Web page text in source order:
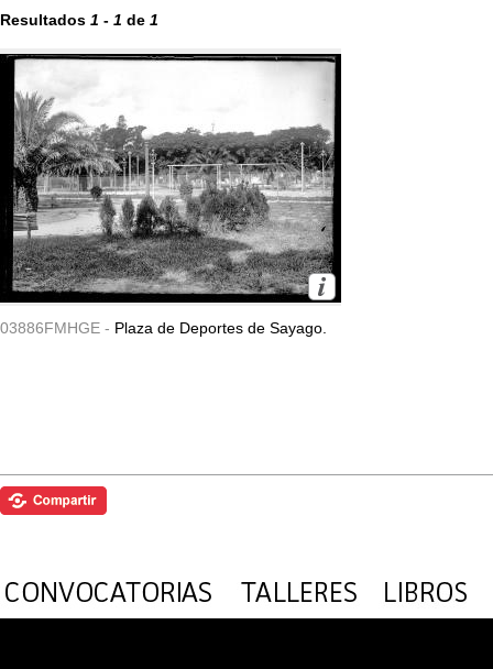
Resultados 1 - 1 de 1
03886FMHGE - Plaza de Deportes de Sayago.